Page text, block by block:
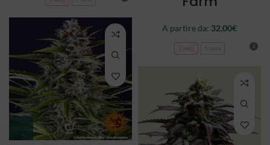
A partire da: 32,00€
3 semi